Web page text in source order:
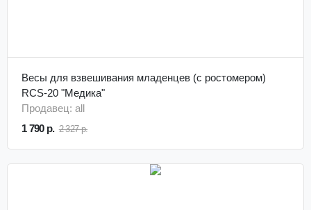
Весы для взвешивания младенцев (с ростомером)
RСS-20 "Медика"
Продавец: all
1 790 р. 2 327 р.